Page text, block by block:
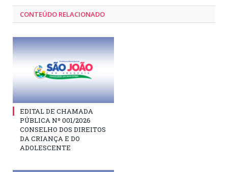
CONTEÚDO RELACIONADO
EDITAL DE CHAMADA
PÚBLICA Nº 001/2026
CONSELHO DOS DIREITOS
DA CRIANÇA E DO
ADOLESCENTE